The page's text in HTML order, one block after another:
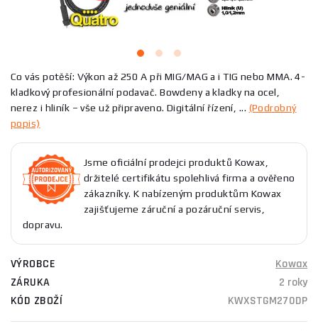
Co vás potěší: Výkon až 250 A při MIG/MAG a i TIG nebo MMA. 4-
kladkový profesionální podavač. Bowdeny a kladky na ocel,
nerez i hliník – vše už připraveno. Digitální řízení, ... (Podrobný
popis)
Jsme oficiální prodejci produktů Kowax,
držitelé certifikátu spolehlivá firma a ověřeno
zákazníky. K nabízeným produktům Kowax
zajišťujeme záruční a pozáruční servis,
dopravu.
VÝROBCE
Kowax
ZÁRUKA
2 roky
KÓD ZBOŽÍ
KWXSTGM270DP